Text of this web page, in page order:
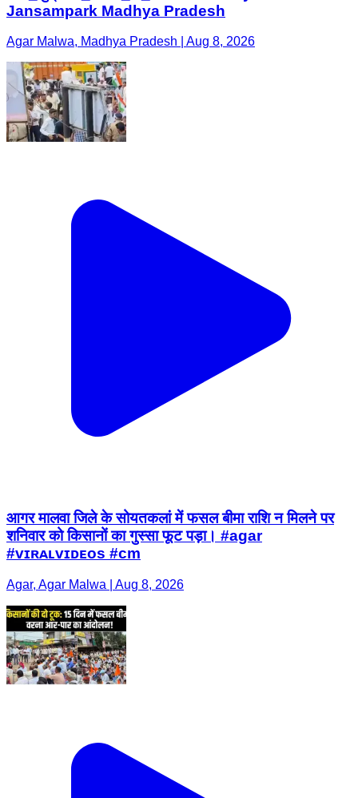
Jansampark Madhya Pradesh
Agar Malwa, Madhya Pradesh | Aug 8, 2026
आगर मालवा जिले के सोयतकलां में फसल बीमा राशि न मिलने पर
शनिवार को किसानों का गुस्सा फूट पड़ा। #agar
#ᴠɪʀᴀʟᴠɪᴅᴇᴏs #cm
Agar, Agar Malwa | Aug 8, 2026